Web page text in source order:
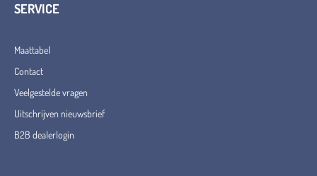
SERVICE
Maattabel
Contact
Veelgestelde vragen
Uitschrijven nieuwsbrief
B2B dealerlogin